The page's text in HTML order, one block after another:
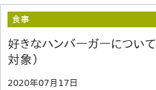
食事
好きなハンバーガーについ
対象）
2020年07月17日